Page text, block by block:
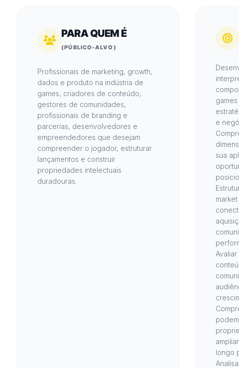
PARA QUEM É
(PÚBLICO-ALVO)
Profissionais de marketing, growth,
dados e produto na indústria de
games, criadores de conteúdo,
gestores de comunidades,
profissionais de branding e
parcerias, desenvolvedores e
empreendedores que desejam
compreender o jogador, estruturar
lançamentos e construir
propriedades intelectuais
duradouras.
e
sua
longo